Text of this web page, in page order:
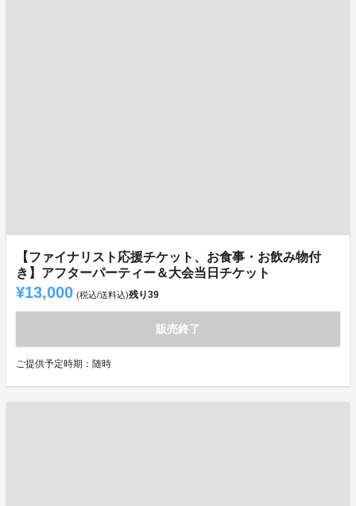
【ファイナリスト応援チケット、お食事・お飲み物付
き】アフターパーティー＆大会当日チケット
¥13,000 (税込/送料込)残り39
販売終了
ご提供予定時期：随時